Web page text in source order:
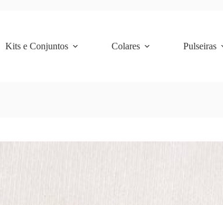
Kits e Conjuntos Colares Pulseiras